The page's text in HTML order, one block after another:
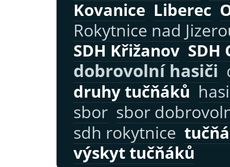
Kovanice Liberec
Rokytnice nad
SDH Křižanov SDH
dobrovolní hasiči
druhy tučňáků
sbor sbor
sdh rokytnice
výskyt tučňáků